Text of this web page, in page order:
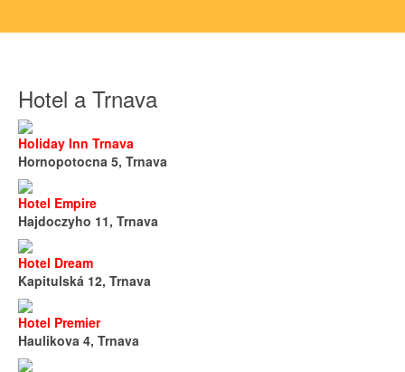
Hotel a Trnava
Holiday Inn Trnava
Hornopotocna 5, Trnava
Hotel Empire
Hajdoczyho 11, Trnava
Hotel Dream
Kapitulská 12, Trnava
Hotel Premier
Haulikova 4, Trnava